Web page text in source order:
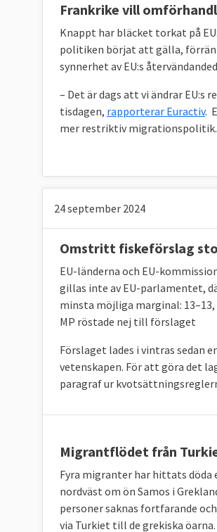
Frankrike vill
Knappt har bläcket torkat på
politiken börjat att gälla, förrän
synnerhet av EU:s
– Det är dags att vi ändrar EU:s
tisdagen, rapporterar Euractiv.
mer restriktiv migrationspolitik.
24 september 2024
Omstritt fiskeförslag
EU-länderna och EU-
gillas inte av EU-parlamentet,
minsta möjliga marginal: 13–13,
MP röstade nej till förslaget
Förslaget lades i vintras sedan
vetenskapen. För att göra det
paragraf ur
Migrantflödet från
Fyra migranter har hittats döda
nordväst om ön Samos i
personer saknas fortfarande
via Turkiet till de grekiska öarna.